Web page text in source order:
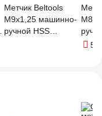
Метчик Beltools
М9х1,25 машинно-
ручной HSS
5